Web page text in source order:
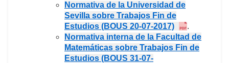
Normativa de la Universidad de
Sevilla sobre Trabajos Fin de
Estudios (BOUS 20-07-2017)
.
Normativa interna de la Facultad de
Matemáticas sobre Trabajos Fin de
Estudios (BOUS 31-07-